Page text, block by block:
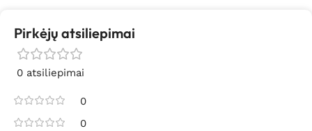
Pirkėjų atsiliepimai
0 atsiliepimai
0
0